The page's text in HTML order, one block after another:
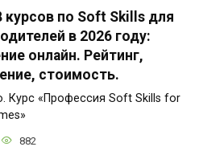
по Soft Skills для
в 2026 году:
онлайн. Рейтинг,
стоимость.
Курс «Профессия Soft Skills for
882